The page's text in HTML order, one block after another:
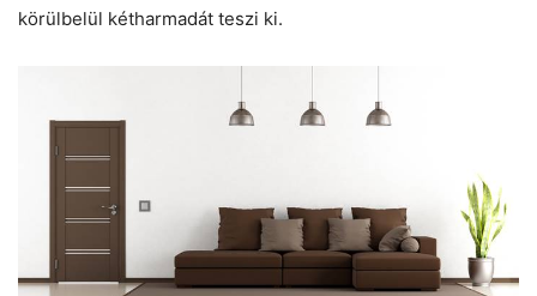
körülbelül kétharmadát teszi ki.